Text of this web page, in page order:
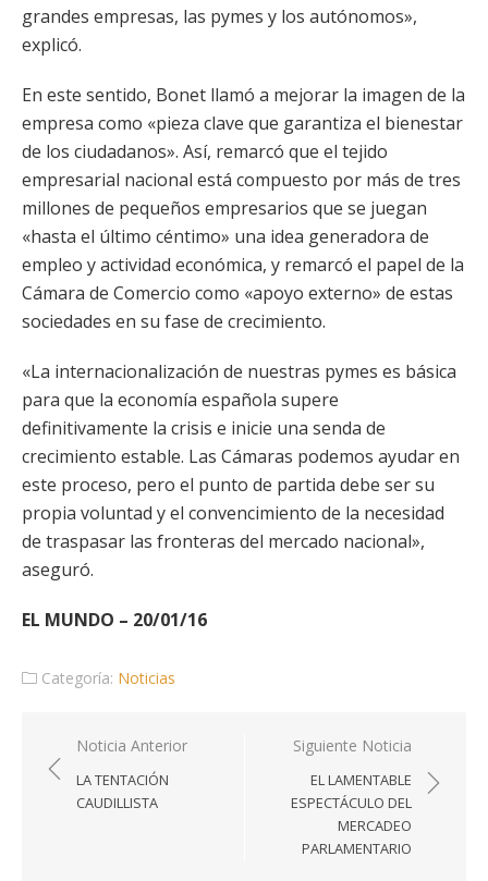
grandes empresas, las pymes y los autónomos»,
explicó.
En este sentido, Bonet llamó a mejorar la imagen de la
empresa como «pieza clave que garantiza el bienestar
de los ciudadanos». Así, remarcó que el tejido
empresarial nacional está compuesto por más de tres
millones de pequeños empresarios que se juegan
«hasta el último céntimo» una idea generadora de
empleo y actividad económica, y remarcó el papel de la
Cámara de Comercio como «apoyo externo» de estas
sociedades en su fase de crecimiento.
«La internacionalización de nuestras pymes es básica
para que la economía española supere
definitivamente la crisis e inicie una senda de
crecimiento estable. Las Cámaras podemos ayudar en
este proceso, pero el punto de partida debe ser su
propia voluntad y el convencimiento de la necesidad
de traspasar las fronteras del mercado nacional»,
aseguró.
EL MUNDO – 20/01/16
Categoría: Noticias
Navegación
de
entradas
Noticia Anterior
LA TENTACIÓN
CAUDILLISTA
Siguiente Noticia
EL LAMENTABLE
ESPECTÁCULO DEL
MERCADEO
PARLAMENTARIO